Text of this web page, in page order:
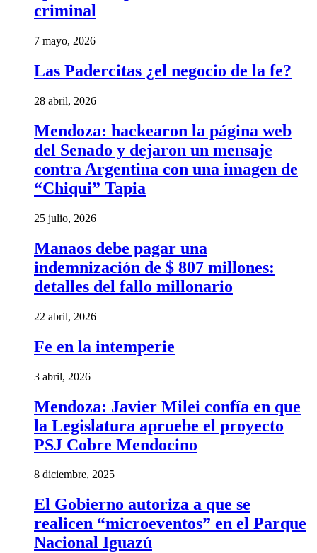
criminal
7 mayo, 2026
Las Padercitas ¿el negocio de la fe?
28 abril, 2026
Mendoza: hackearon la página web
del Senado y dejaron un mensaje
contra Argentina con una imagen de
“Chiqui” Tapia
25 julio, 2026
Manaos debe pagar una
indemnización de $ 807 millones:
detalles del fallo millonario
22 abril, 2026
Fe en la intemperie
3 abril, 2026
Mendoza: Javier Milei confía en que
la Legislatura apruebe el proyecto
PSJ Cobre Mendocino
8 diciembre, 2025
El Gobierno autoriza a que se
realicen “microeventos” en el Parque
Nacional Iguazú